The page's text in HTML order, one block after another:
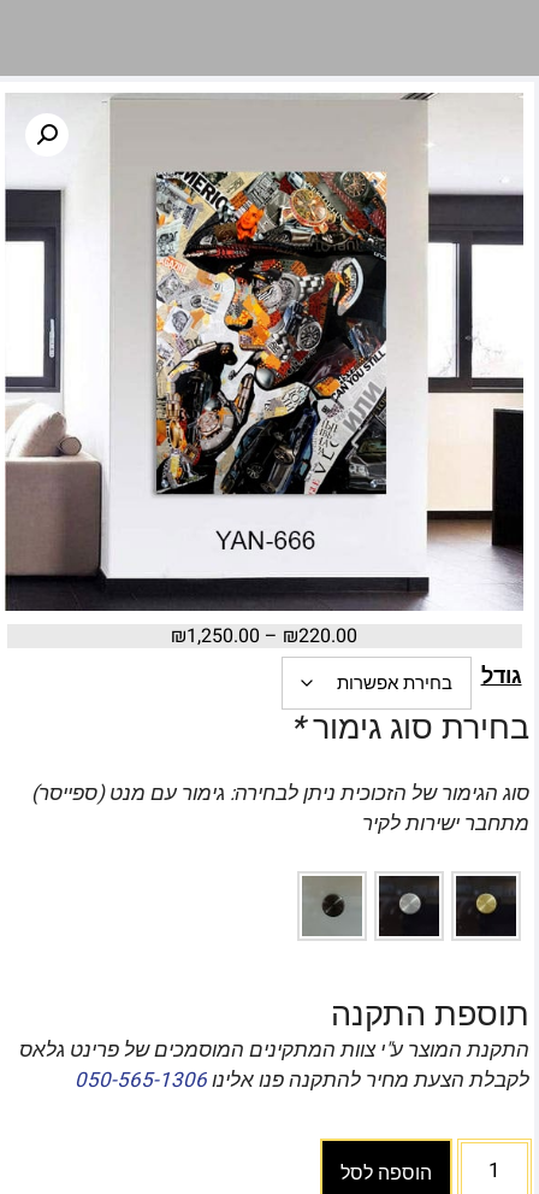
₪220.00
–
₪1,250.00
גודל
בחירת סוג גימור*
סוג הגימור של הזכוכית ניתן לבחירה: גימור עם מנט (ספייסר)
מתחבר ישירות לקיר
תוספת התקנה
התקנת המוצר ע"י צוות המתקינים המוסמכים של פרינט גלאס
לקבלת הצעת מחיר להתקנה פנו אלינו050-565-1306
הוספה לסל